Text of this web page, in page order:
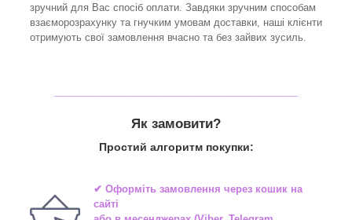
зручний для Вас спосіб оплати. Завдяки зручним способам
взаєморозрахунку та гнучким умовам доставки, наші клієнти
отримують свої замовлення вчасно та без зайвих зусиль.
Як замовити?
Простий алгоритм покупки:
✔ Оформіть замовлення через кошик на
сайті